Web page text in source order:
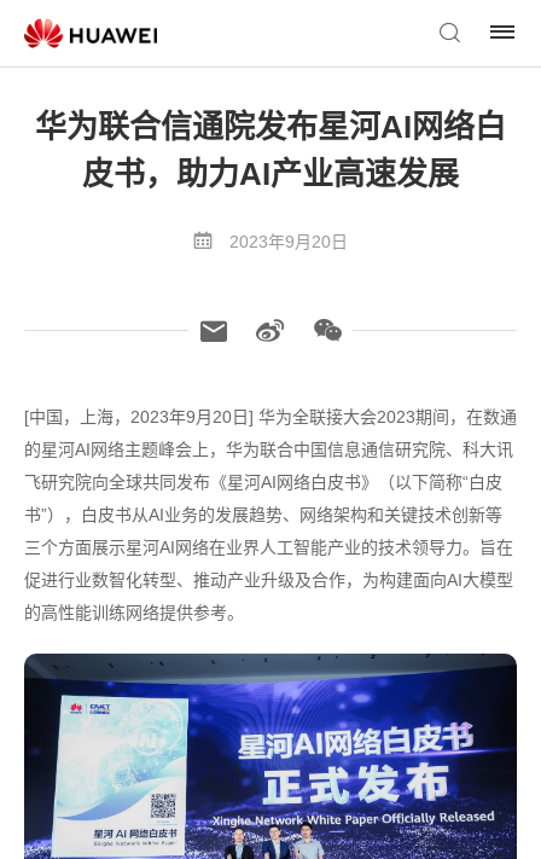
华为联合信通院发布星河AI网络白
皮书，助力AI产业高速发展
2023年9月20日
[中国，上海，2023年9月20日] 华为全联接大会2023期间，在数通
的星河AI网络主题峰会上，华为联合中国信息通信研究院、科大讯
飞研究院向全球共同发布《星河AI网络白皮书》（以下简称“白皮
书”），白皮书从AI业务的发展趋势、网络架构和关键技术创新等
三个方面展示星河AI网络在业界人工智能产业的技术领导力。旨在
促进行业数智化转型、推动产业升级及合作，为构建面向AI大模型
的高性能训练网络提供参考。